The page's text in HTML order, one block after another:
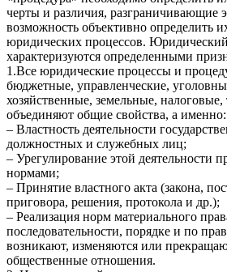
черты и различия, разграничивающие
возможность объективно определить
юридических процессов.
характеризуются определенными
1.Все юридические процессы и
бюджетные, управленческие,
хозяйственные, земельные,
объединяют общие свойства, а именно:
– Властность деятельности
должностных и служебных лиц;
– Урегулирование этой деятельности
нормами;
– Принятие властного акта (закона,
приговора, решения, протокола и др.);
– Реализация норм материального
последовательности, порядке и по
возникают, изменяются или
общественные отношения.